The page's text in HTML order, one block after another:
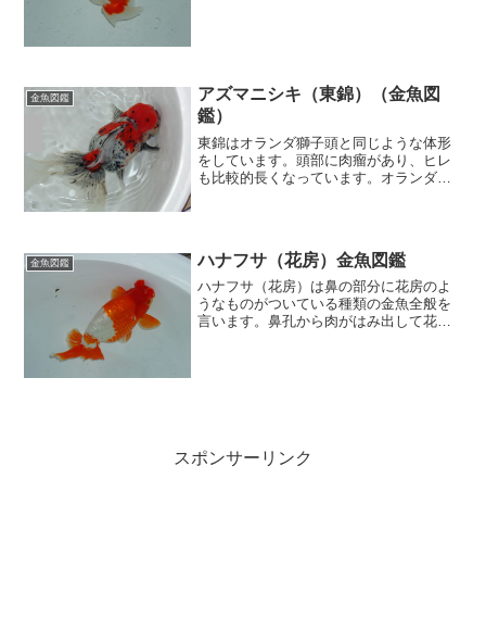
金魚図鑑
アズマニシキ（東錦）（金魚図
鑑）
東錦はオランダ獅子頭と同じような体形
をしています。頭部に肉瘤があり、ヒレ
も比較的長くなっています。オランダ獅
金魚図鑑 ハナフサ（花房）金魚図鑑
ハナフサ（花房）は鼻の部分に花房のよ
うなものがついている種類の金魚全般を
言います。鼻孔から肉がはみ出して花房
スポンサーリンク